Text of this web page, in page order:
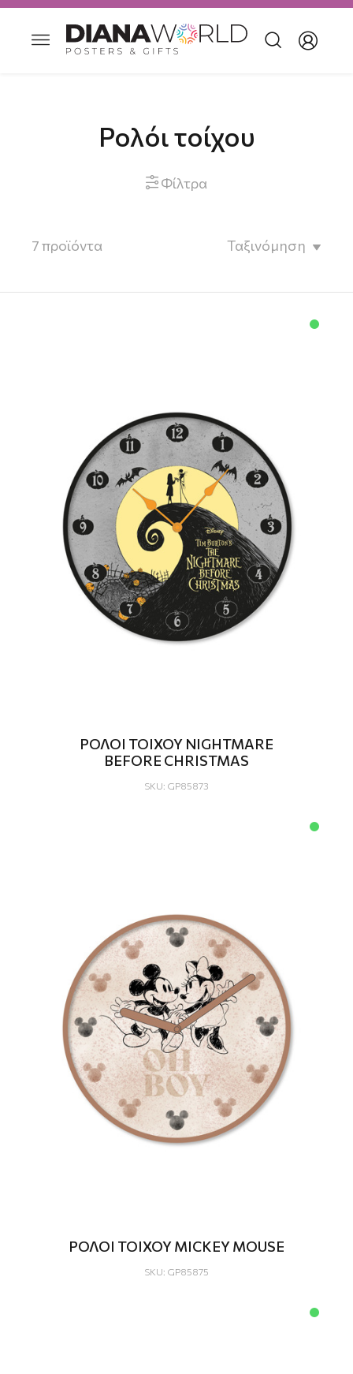
Ρολόι τοίχου
 Φίλτρα
7προϊόντα Ταξινόμηση
ΡΟΛΟΙ ΤΟΙΧΟΥ NIGHTMARE
BEFORE CHRISTMAS
SKU: GP85873
ΡΟΛΟΙ ΤΟΙΧΟΥ MICKEY MOUSE
SKU: GP85875